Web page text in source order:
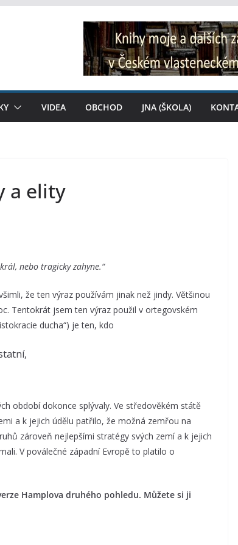
VIDEA OBCHOD JNA (ŠKOLA)
a elity
nebo tragicky zahyne.“
že ten výraz používám jinak než jindy. Většinou
Tentokrát jsem ten výraz použil v ortegovském
ducha“) je ten, kdo
období dokonce splývaly. Ve středověkém státě
a k jejich údělu patřilo, že možná zemřou na
zároveň nejlepšími stratégy svých zemí a k jejich
V poválečné západní Evropě to platilo o
Hamplova druhého pohledu. Můžete si ji